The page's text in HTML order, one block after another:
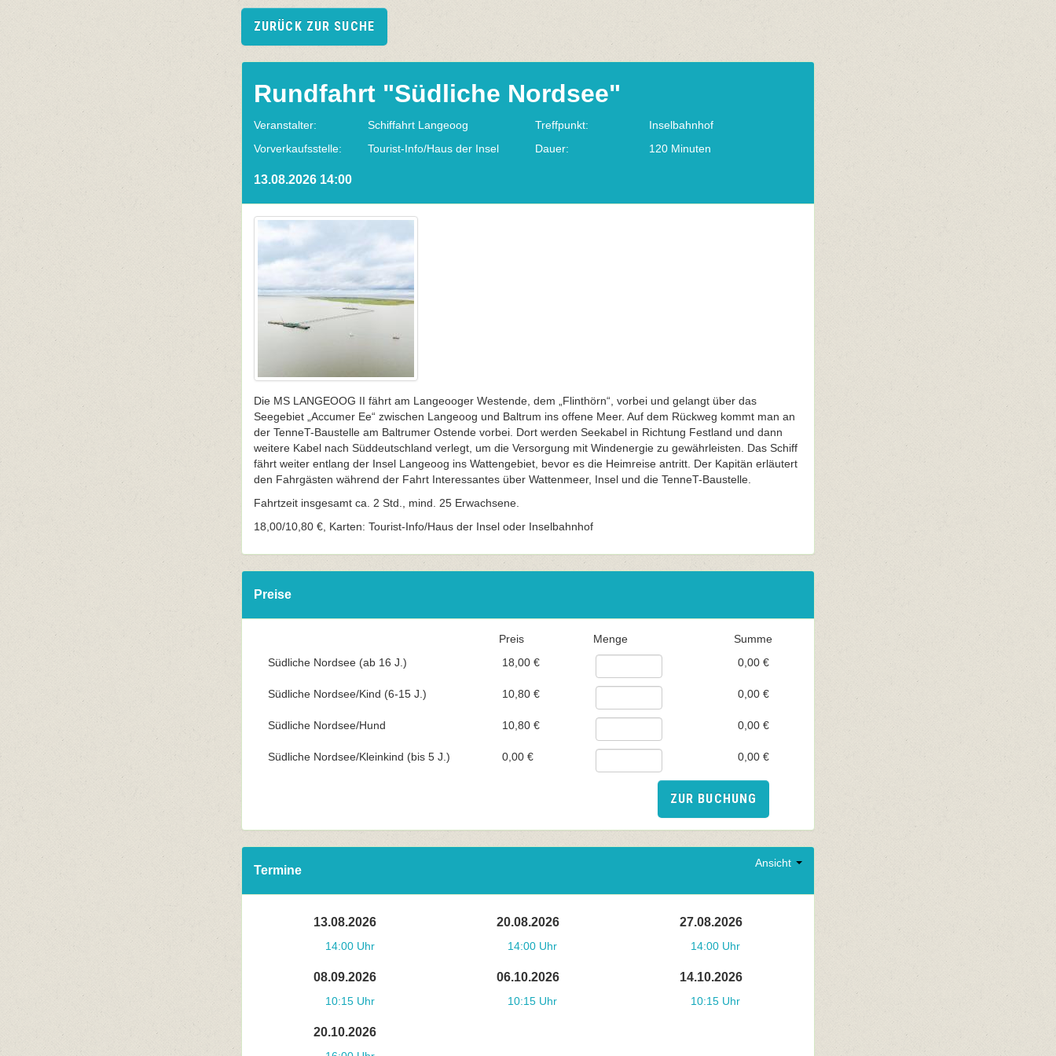
ZURÜCK ZUR SUCHE
Rundfahrt "Südliche Nordsee"
Veranstalter: Schiffahrt Langeoog Treffpunkt:
Inselbahnhof
Vorverkaufsstelle:
Tourist-Info/Haus der Insel Dauer: 120 Minuten
13.08.2026 14:00
Die MS LANGEOOG II fährt am Langeooger Westende, dem „Flinthörn“, vorbei und gelangt über das
Seegebiet „Accumer Ee“ zwischen Langeoog und Baltrum ins offene Meer. Auf dem Rückweg kommt man an
der TenneT-Baustelle am Baltrumer Ostende vorbei. Dort werden Seekabel in Richtung Festland und dann
weitere Kabel nach Süddeutschland verlegt, um die Versorgung mit Windenergie zu gewährleisten. Das Schiff
fährt weiter entlang der Insel Langeoog ins Wattengebiet, bevor es die Heimreise antritt. Der Kapitän erläutert
den Fahrgästen während der Fahrt Interessantes über Wattenmeer, Insel und die TenneT-Baustelle.
Fahrtzeit insgesamt ca. 2 Std., mind. 25 Erwachsene.
18,00/10,80 €, Karten: Tourist-Info/Haus der Insel oder Inselbahnhof
Preise
Preis Menge
Summe
Südliche Nordsee (ab 16 J.)
18,00 € 0,00 €
Südliche Nordsee/Kind (6-15 J.) 10,80 € 0,00 €
Südliche Nordsee/Hund 10,80 € 0,00 €
Südliche Nordsee/Kleinkind (bis 5 J.) 0,00 € 0,00 €
ZUR BUCHUNG
Ansicht
Termine
13.08.2026
14:00 Uhr
20.08.2026
14:00 Uhr
27.08.2026
14:00 Uhr
08.09.2026
10:15 Uhr
06.10.2026
10:15 Uhr
14.10.2026
10:15 Uhr
20.10.2026